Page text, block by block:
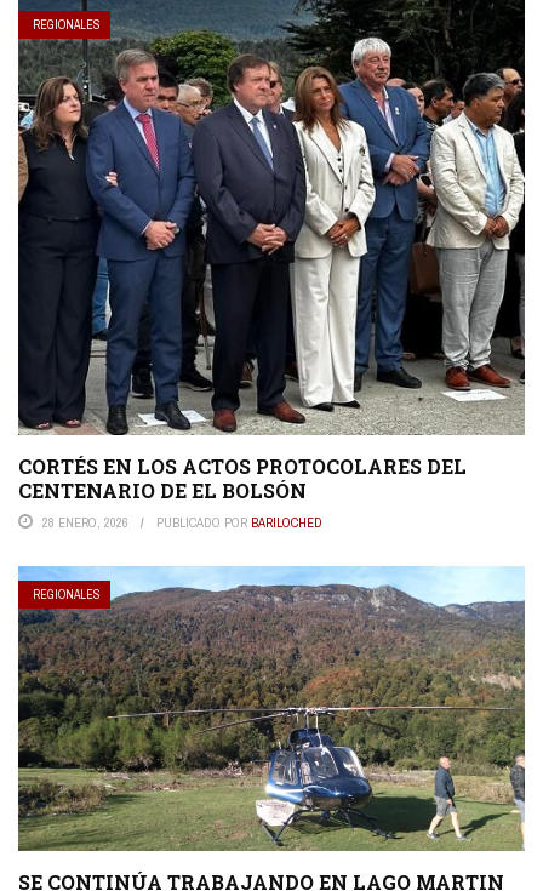
REGIONALES
CORTÉS EN LOS ACTOS PROTOCOLARES DEL
CENTENARIO DE EL BOLSÓN
28 ENERO, 2026 PUBLICADO POR BARILOCHED
REGIONALES
SE CONTINÚA TRABAJANDO EN LAGO MARTIN